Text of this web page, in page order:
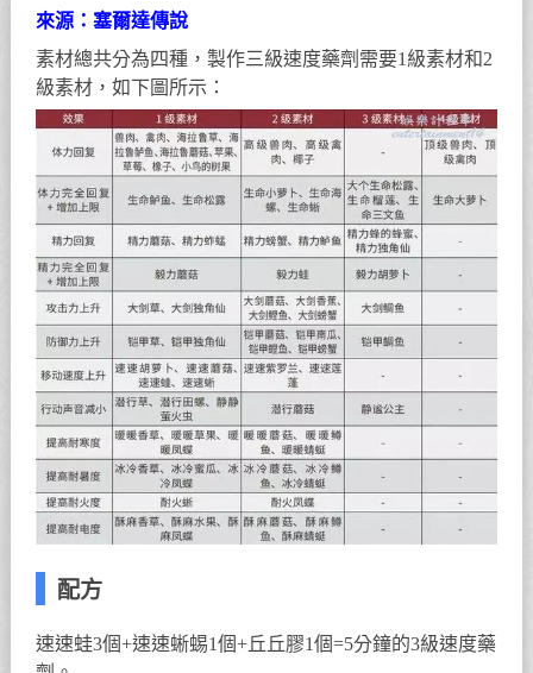
來源：塞爾達傳說
素材總共分為四種，製作三級速度藥劑需要1級素材和2
級素材，如下圖所示：
配方
速速蛙3個+速速蜥蜴1個+丘丘膠1個=5分鐘的3級速度藥